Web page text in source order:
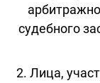
судебного
2. Лица,